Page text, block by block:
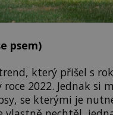
psem)
který přišel s
2022. Jednak si
se kterými je